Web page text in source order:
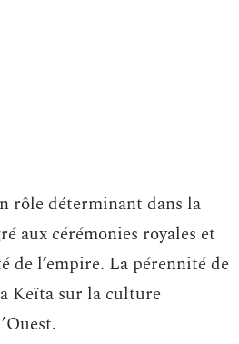
rôle déterminant dans la
aux cérémonies royales et
de l’empire. La pérennité de
Keïta sur la culture